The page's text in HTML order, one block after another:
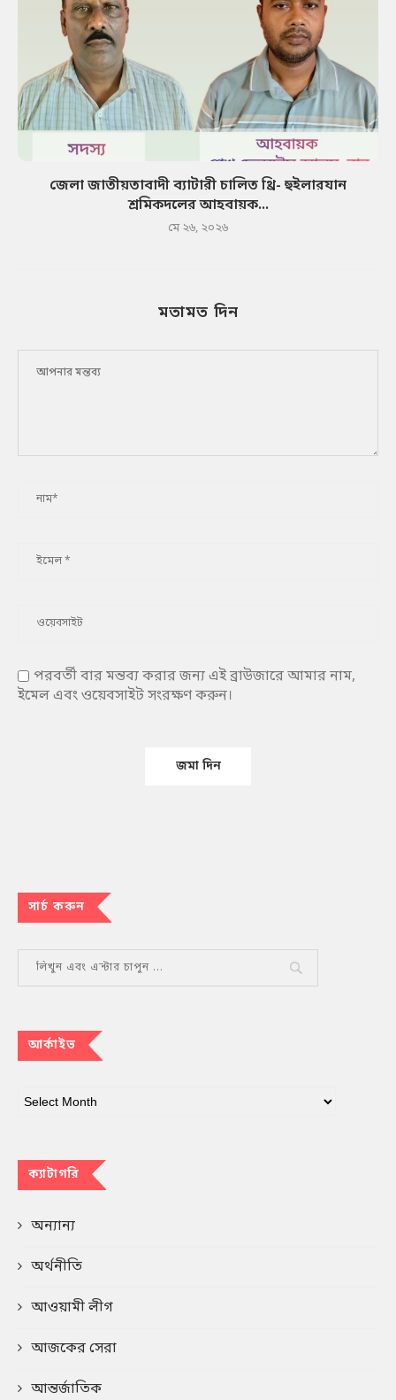
জেলা জাতীয়তাবাদী ব্যাটারী চালিত থ্রি- হুইলারযান
শ্রমিকদলের আহবায়ক...
মে ২৬, ২০২৬
মতামত দিন
পরবর্তী বার মন্তব্য করার জন্য এই ব্রাউজারে আমার নাম,
ইমেল এবং ওয়েবসাইট সংরক্ষণ করুন।
সার্চ করুন
আর্কাইভ
ক্যাটাগরি
অন্যান্য
অর্থনীতি
আওয়ামী লীগ
আজকের সেরা
আন্তর্জাতিক